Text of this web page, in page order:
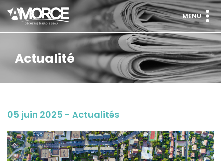
MENU
Actualité
05 juin 2025 - Actualités